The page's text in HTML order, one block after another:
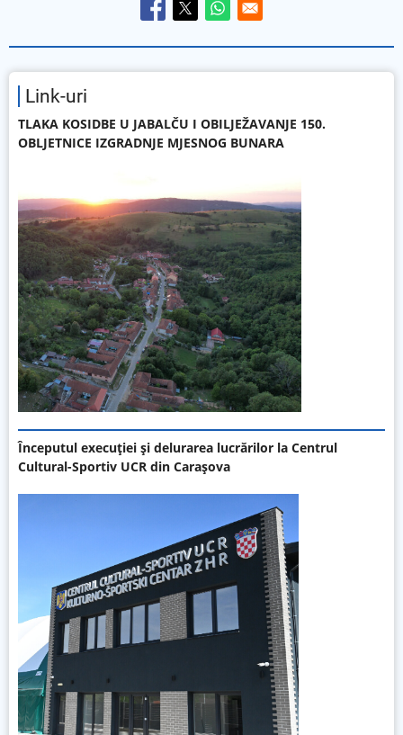
Link-uri
TLAKA KOSIDBE U JABALČU I OBILJEŽAVANJE 150.
OBLJETNICE IZGRADNJE MJESNOG BUNARA
Începutul execuției și delurarea lucrărilor la Centrul
Cultural-Sportiv UCR din Carașova